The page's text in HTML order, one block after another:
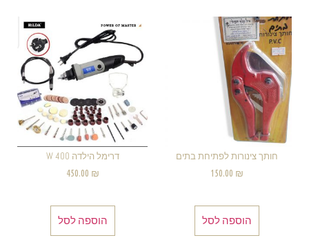
חותך צינורות לפתיחת בתים
150.00 ₪
הוספה לסל
דרימל הילדה W 400
450.00 ₪
הוספה לסל